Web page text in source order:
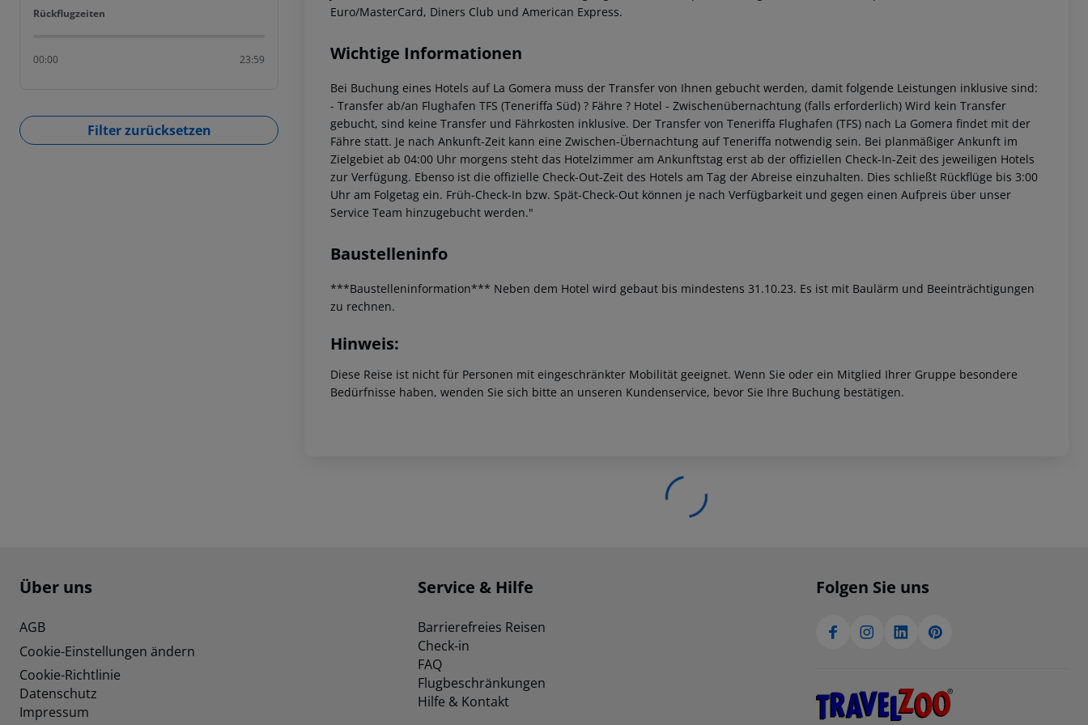
Rückflugzeiten
Rückflugzeiten
00:00 23:59
Filter zurücksetzen
Euro/MasterCard, Diners Club und American Express.
Wichtige Informationen
Bei Buchung eines Hotels auf La Gomera muss der Transfer von Ihnen gebucht werden, damit folgende Leistungen inklusive sind:
- Transfer ab/an Flughafen TFS (Teneriffa Süd) ? Fähre ? Hotel - Zwischenübernachtung (falls erforderlich) Wird kein Transfer
gebucht, sind keine Transfer und Fährkosten inklusive. Der Transfer von Teneriffa Flughafen (TFS) nach La Gomera findet mit der
Fähre statt. Je nach Ankunft-Zeit kann eine Zwischen-Übernachtung auf Teneriffa notwendig sein. Bei planmäßiger Ankunft im
Zielgebiet ab 04:00 Uhr morgens steht das Hotelzimmer am Ankunftstag erst ab der offiziellen Check-In-Zeit des jeweiligen Hotels
zur Verfügung. Ebenso ist die offizielle Check-Out-Zeit des Hotels am Tag der Abreise einzuhalten. Dies schließt Rückflüge bis 3:00
Uhr am Folgetag ein. Früh-Check-In bzw. Spät-Check-Out können je nach Verfügbarkeit und gegen einen Aufpreis über unser
Service Team hinzugebucht werden."
Baustelleninfo
***Baustelleninformation*** Neben dem Hotel wird gebaut bis mindestens 31.10.23. Es ist mit Baulärm und Beeinträchtigungen
zu rechnen.
Hinweis:
Diese Reise ist nicht für Personen mit eingeschränkter Mobilität geeignet. Wenn Sie oder ein Mitglied Ihrer Gruppe besondere
Bedürfnisse haben, wenden Sie sich bitte an unseren Kundenservice, bevor Sie Ihre Buchung bestätigen.
Footer navigation
Über uns
AGB
Cookie-Einstellungen ändern
Cookie-Richtlinie
Datenschutz
Impressum
Service & Hilfe
Barrierefreies Reisen
Check-in
FAQ
Flugbeschränkungen
Hilfe & Kontakt
Folgen Sie uns